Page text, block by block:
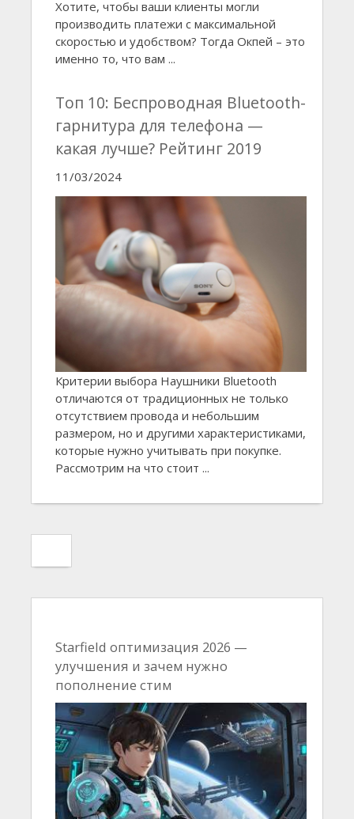
Хотите, чтобы ваши клиенты могли
производить платежи с максимальной
скоростью и удобством? Тогда Окпей – это
именно то, что вам ...
Топ 10: Беспроводная Bluetooth-
гарнитура для телефона —
какая лучше? Рейтинг 2019
11/03/2024
Критерии выбора Наушники Bluetooth
отличаются от традиционных не только
отсутствием провода и небольшим
размером, но и другими характеристиками,
которые нужно учитывать при покупке.
Рассмотрим на что стоит ...
Starfield оптимизация 2026 —
улучшения и зачем нужно
пополнение стим